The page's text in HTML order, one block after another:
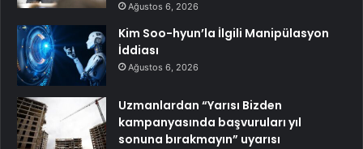
Ağustos 6, 2026
Kim Soo-hyun’la İlgili Manipülasyon
İddiası
Ağustos 6, 2026
Uzmanlardan “Yarısı Bizden
kampanyasında başvuruları yıl
sonuna bırakmayın” uyarısı